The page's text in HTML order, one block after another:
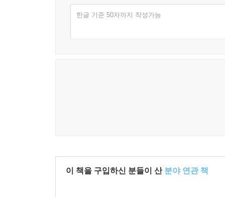
한글 기준 50자까지 작성가능
이 책을 구입하신 분들이 산 분야 연관 책